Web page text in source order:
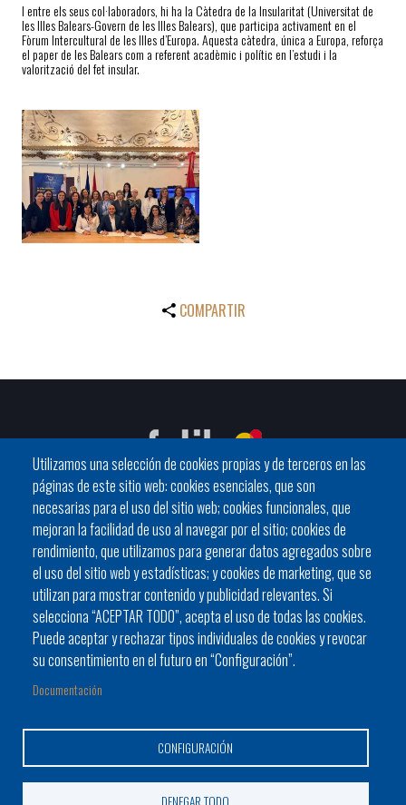
I entre els seus col·laboradors, hi ha la Càtedra de la Insularitat (Universitat de
les Illes Balears-Govern de les Illes Balears), que participa activament en el
Fòrum Intercultural de les Illes d’Europa. Aquesta càtedra, única a Europa, reforça
el paper de les Balears com a referent acadèmic i polític en l’estudi i la
valorització del fet insular.
COMPARTIR
Utilizamos una selección de cookies propias y de terceros en las
páginas de este sitio web: cookies esenciales, que son
necesarias para el uso del sitio web; cookies funcionales, que
mejoran la facilidad de uso al navegar por el sitio; cookies de
rendimiento, que utilizamos para generar datos agregados sobre
el uso del sitio web y estadísticas; y cookies de marketing, que se
utilizan para mostrar contenido y publicidad relevantes. Si
selecciona “ACEPTAR TODO”, acepta el uso de todas las cookies.
Puede aceptar y rechazar tipos individuales de cookies y revocar
su consentimiento en el futuro en “Configuración”.
Documentación
CONFIGURACIÓN
DENEGAR TODO
Footer
1
Alcaldes y alcaldesas
JORNADES Presidencia del Consell
C / General Riera, 111 07010 Palma
Phone 971 760911 - Fax 971 763102